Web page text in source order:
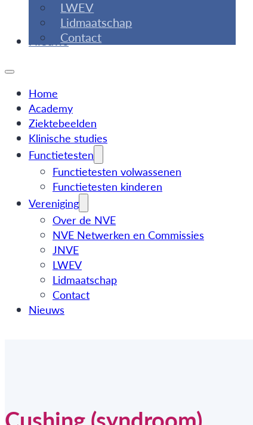
LWEV
Lidmaatschap
Contact
Nieuws
Home
Academy
Ziektebeelden
Klinische studies
Functietesten
Functietesten volwassenen
Functietesten kinderen
Vereniging
Over de NVE
NVE Netwerken en Commissies
JNVE
LWEV
Lidmaatschap
Contact
Nieuws